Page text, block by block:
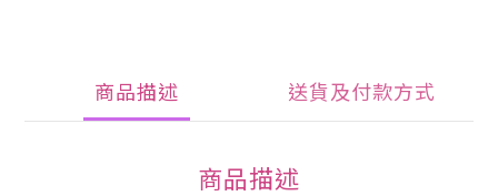
商品描述 送貨及付款方式
商品描述